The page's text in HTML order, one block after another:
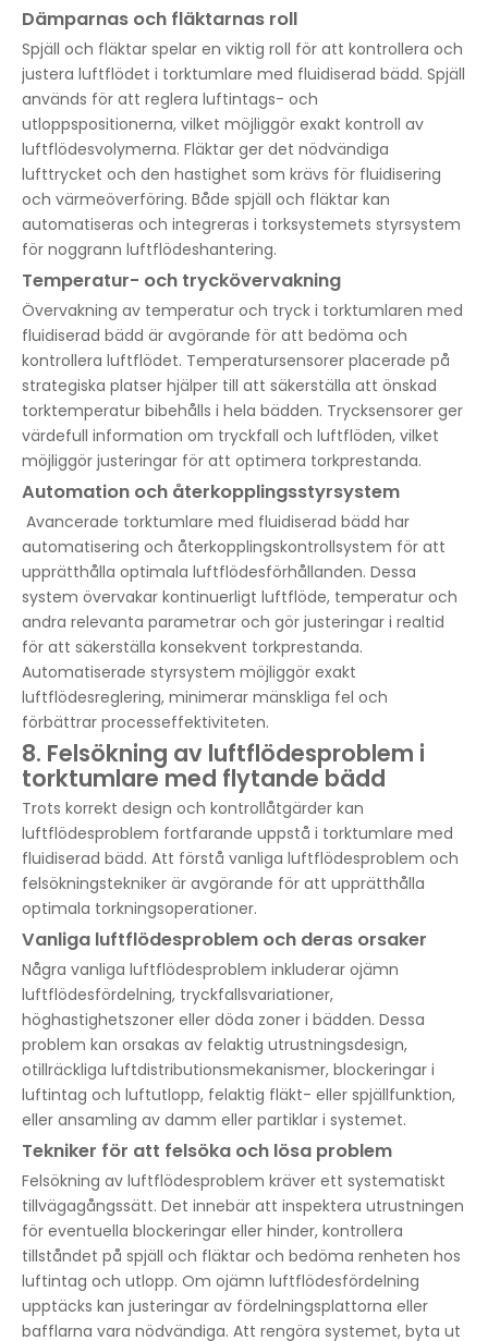
Dämparnas och fläktarnas roll
Spjäll och fläktar spelar en viktig roll för att kontrollera och
justera luftflödet i torktumlare med fluidiserad bädd. Spjäll
används för att reglera luftintags- och
utloppspositionerna, vilket möjliggör exakt kontroll av
luftflödesvolymerna. Fläktar ger det nödvändiga
lufttrycket och den hastighet som krävs för fluidisering
och värmeöverföring. Både spjäll och fläktar kan
automatiseras och integreras i torksystemets styrsystem
för noggrann luftflödeshantering.
Temperatur- och tryckövervakning
Övervakning av temperatur och tryck i torktumlaren med
fluidiserad bädd är avgörande för att bedöma och
kontrollera luftflödet. Temperatursensorer placerade på
strategiska platser hjälper till att säkerställa att önskad
torktemperatur bibehålls i hela bädden. Trycksensorer ger
värdefull information om tryckfall och luftflöden, vilket
möjliggör justeringar för att optimera torkprestanda.
Automation och återkopplingsstyrsystem
Avancerade torktumlare med fluidiserad bädd har
automatisering och återkopplingskontrollsystem för att
upprätthålla optimala luftflödesförhållanden. Dessa
system övervakar kontinuerligt luftflöde, temperatur och
andra relevanta parametrar och gör justeringar i realtid
för att säkerställa konsekvent torkprestanda.
Automatiserade styrsystem möjliggör exakt
luftflödesreglering, minimerar mänskliga fel och
förbättrar processeffektiviteten.
8. Felsökning av luftflödesproblem i
torktumlare med flytande bädd
Trots korrekt design och kontrollåtgärder kan
luftflödesproblem fortfarande uppstå i torktumlare med
fluidiserad bädd. Att förstå vanliga luftflödesproblem och
felsökningstekniker är avgörande för att upprätthålla
optimala torkningsoperationer.
Vanliga luftflödesproblem och deras orsaker
Några vanliga luftflödesproblem inkluderar ojämn
luftflödesfördelning, tryckfallsvariationer,
höghastighetszoner eller döda zoner i bädden. Dessa
problem kan orsakas av felaktig utrustningsdesign,
otillräckliga luftdistributionsmekanismer, blockeringar i
luftintag och luftutlopp, felaktig fläkt- eller spjällfunktion,
eller ansamling av damm eller partiklar i systemet.
Tekniker för att felsöka och lösa problem
Felsökning av luftflödesproblem kräver ett systematiskt
tillvägagångssätt. Det innebär att inspektera utrustningen
för eventuella blockeringar eller hinder, kontrollera
tillståndet på spjäll och fläktar och bedöma renheten hos
luftintag och utlopp. Om ojämn luftflödesfördelning
upptäcks kan justeringar av fördelningsplattorna eller
bafflarna vara nödvändiga. Att rengöra systemet, byta ut